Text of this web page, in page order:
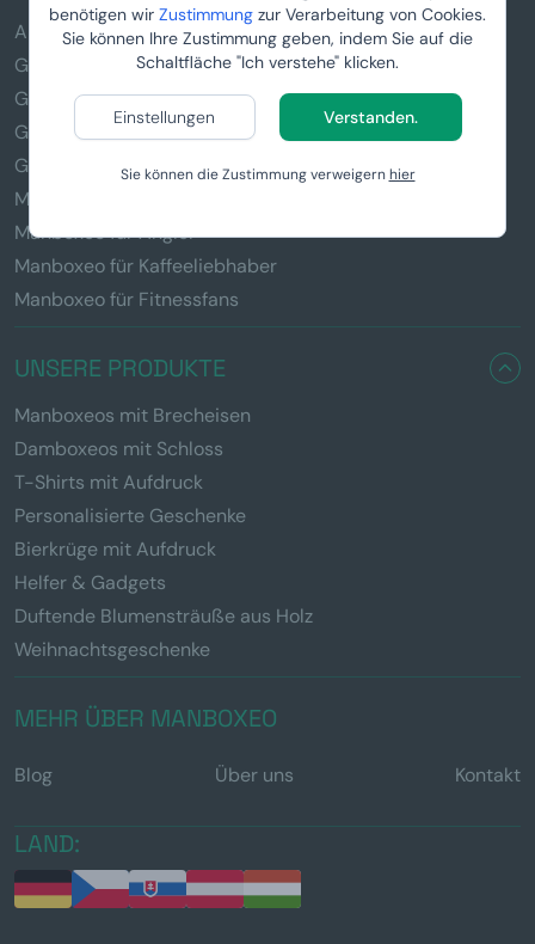
benötigen wir Zustimmung zur Verarbeitung von Cookies.
Sie können Ihre Zustimmung geben, indem Sie auf die
Schaltfläche "Ich verstehe" klicken.
Einstellungen Verstanden.
Sie können die Zustimmung verweigernhier
Alle Geschenke
Geschenke für Männer
Geschenke für Frauen
Geschenke für Kinder
Geschenke für den Vater
Manboxeo für Biertrinker
Manboxeo für Angler
Manboxeo für Kaffeeliebhaber
Manboxeo für Fitnessfans
UNSERE PRODUKTE
Manboxeos mit Brecheisen
Damboxeos mit Schloss
T-Shirts mit Aufdruck
Personalisierte Geschenke
Bierkrüge mit Aufdruck
Helfer & Gadgets
Duftende Blumensträuße aus Holz
Weihnachtsgeschenke
MEHR ÜBER MANBOXEO
Blog Über uns Kontakt
LAND: